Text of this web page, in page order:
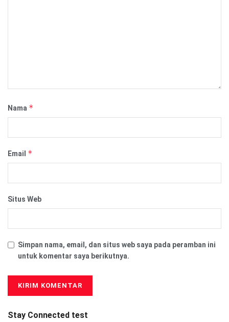
Nama *
Email *
Situs Web
Simpan nama, email, dan situs web saya pada peramban ini
untuk komentar saya berikutnya.
Stay Connected test